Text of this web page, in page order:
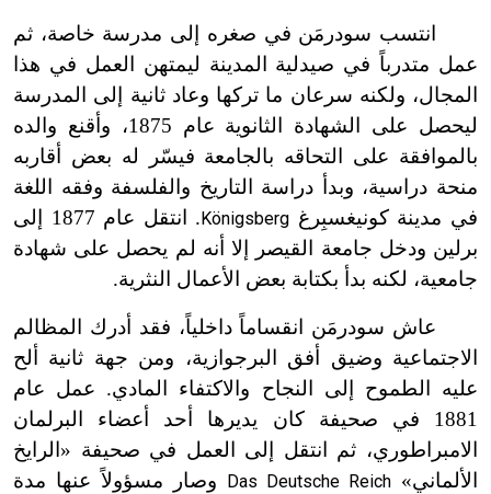
انتسب سودرمَن في صغره إلى مدرسة خاصة، ثم
عمل متدرباً في صيدلية المدينة ليمتهن العمل في هذا
المجال، ولكنه سرعان ما تركها وعاد ثانية إلى المدرسة
ليحصل على الشهادة الثانوية عام 1875، وأقنع والده
بالموافقة على التحاقه بالجامعة فيسّر له بعض أقاربه
منحة دراسية، وبدأ دراسة التاريخ والفلسفة وفقه اللغة
في مدينة كونيغسبِرغ Königsberg
. انتقل عام 1877 إلى
برلين ودخل جامعة القيصر إلا أنه لم يحصل على شهادة
جامعية، لكنه بدأ بكتابة بعض الأعمال النثرية.
عاش سودرمَن انقساماً داخلياً، فقد أدرك المظالم
الاجتماعية وضيق أفق البرجوازية، ومن جهة ثانية ألح
عليه الطموح إلى النجاح والاكتفاء المادي. عمل عام
1881 في صحيفة كان يديرها أحد أعضاء البرلمان
الامبراطوري، ثم انتقل إلى العمل في صحيفة «الرايخ
الألماني» Das Deutsche Reich
وصار مسؤولاً عنها مدة